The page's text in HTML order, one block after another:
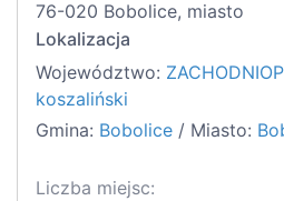
76-020 Bobolice, miasto
Lokalizacja
Województwo:
koszaliński
Gmina: Bobolice / Miasto:
Liczba miejsc: